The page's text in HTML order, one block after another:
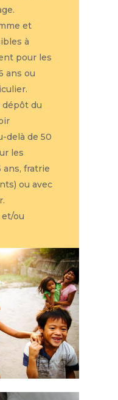
et
à
pour les
ans ou
dépôt du
delà de 50
les
fratrie
ou avec
ou